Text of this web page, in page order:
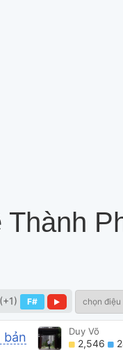
Thành
(+1) F# chọn điệu
bản Duy Võ
2,546